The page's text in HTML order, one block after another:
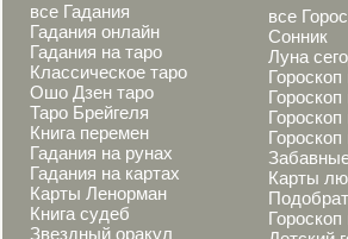
все Гадания
Гадания онлайн
Гадания на таро
Классическое таро
Ошо Дзен таро
Таро Брейгеля
Книга перемен
Гадания на рунах
Гадания на картах
Карты Ленорман
Книга судеб
Звездный оракул
все
Сонник
Луна
Гороскоп
Гороскоп
Карты